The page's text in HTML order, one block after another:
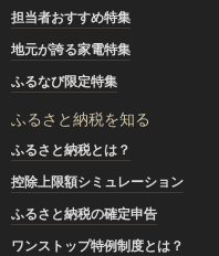
担当者おすすめ特集
地元が誇る家電特集
ふるなび限定特集
ふるさと納税を知る
ふるさと納税とは？
控除上限額シミュレーション
ふるさと納税の確定申告
ワンストップ特例制度とは？